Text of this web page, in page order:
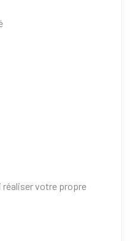
réaliser votre propre